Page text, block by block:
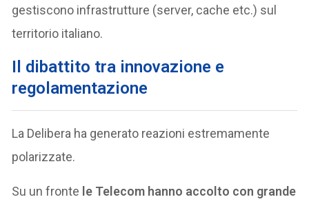
gestiscono infrastrutture (server, cache etc.) sul
territorio italiano.
Il dibattito tra innovazione e
regolamentazione
La Delibera ha generato reazioni estremamente
polarizzate.
Su un fronte le Telecom hanno accolto con grande